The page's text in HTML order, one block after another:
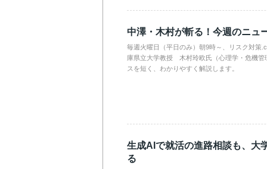
中澤・木村が斬る！今週のニュ
毎週火曜日（平日のみ）朝9時～、リスク対
庫県立大学教授 木村玲欧氏（心理学・危機管
スを短く、わかりやすく解説します。
生成AIで就活の進路相談も、大
る